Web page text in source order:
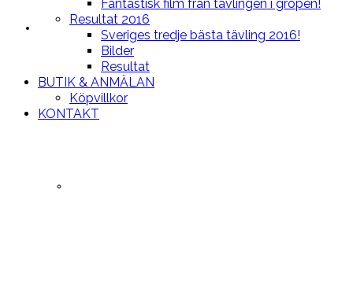
LOPPEN
Fantastisk film från tävlingen i gropen!
Resultat 2016
Sveriges tredje bästa tävling 2016!
Bilder
Resultat
BUTIK & ANMÄLAN
Köpvillkor
KONTAKT